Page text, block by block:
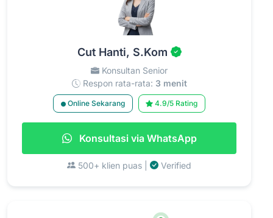
Cut Hanti, S.Kom
Konsultan Senior
Respon rata-rata: 3 menit
Online Sekarang 4.9/5 Rating
Konsultasi via WhatsApp
500+ klien puas | Verified